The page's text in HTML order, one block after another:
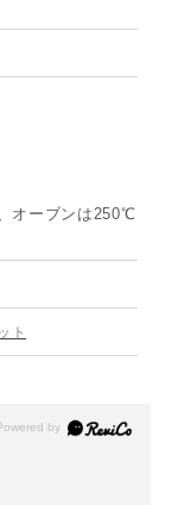
オーブンは250℃
ト